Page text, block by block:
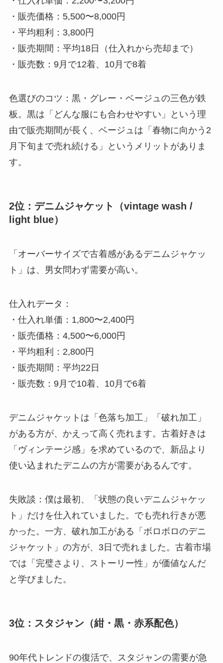
・販売価格：5,500〜8,000円
・平均粗利：3,800円
・販売期間：平均18日（仕入れから売却まで）
・販売数：9月で12着、10月で8着
色選びのコツ：黒・グレー・ベージュの三色が鉄
板。黒は「どんな服にも合わせやすい」という理
由で販売期間が長く、ベージュは「春物に向かう2
月下旬まで売れ続ける」というメリットがありま
す。
2位：デニムジャケット（vintage wash /
light blue）
「オーバーサイズで古着感があるデニムジャケッ
ト」は、男女問わず需要が高い。
仕入れデータ：
・仕入れ単価：1,800〜2,400円
・販売価格：4,500〜6,000円
・平均粗利：2,800円
・販売期間：平均22日
・販売数：9月で10着、10月で6着
デニムジャケットは「色落ち加工」「破れ加工」
がある方が、かえって高く売れます。古着好きは
「ヴィンテージ感」を求めているので、新品より
使い込まれたデニムの方が需要があるんです。
失敗談：僕は最初、「状態の良いデニムジャケッ
ト」だけを仕入れていました。でも売れ行きが悪
かった。一方、破れ加工がある「ボロボロのデニ
ジャケット」の方が、3日で売れました。古着市場
では「完璧さより、ストーリー性」が価値なんだ
と学びました。
3位：スタジャン（紺・黒・赤系配色）
90年代トレンドの復活で、スタジャンの需要が急